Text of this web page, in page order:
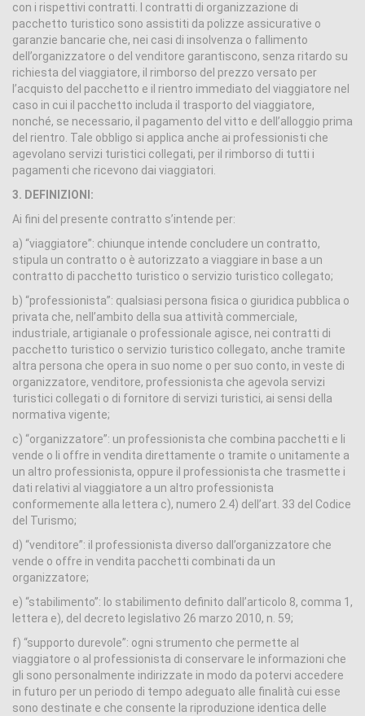
con i rispettivi contratti. I contratti di organizzazione di
pacchetto turistico sono assistiti da polizze assicurative o
garanzie bancarie che, nei casi di insolvenza o fallimento
dell’organizzatore o del venditore garantiscono, senza ritardo su
richiesta del viaggiatore, il rimborso del prezzo versato per
l’acquisto del pacchetto e il rientro immediato del viaggiatore nel
caso in cui il pacchetto includa il trasporto del viaggiatore,
nonché, se necessario, il pagamento del vitto e dell’alloggio prima
del rientro. Tale obbligo si applica anche ai professionisti che
agevolano servizi turistici collegati, per il rimborso di tutti i
pagamenti che ricevono dai viaggiatori.
3. DEFINIZIONI:
Ai fini del presente contratto s’intende per:
a) “viaggiatore”: chiunque intende concludere un contratto,
stipula un contratto o è autorizzato a viaggiare in base a un
contratto di pacchetto turistico o servizio turistico collegato;
b) “professionista”: qualsiasi persona fisica o giuridica pubblica o
privata che, nell’ambito della sua attività commerciale,
industriale, artigianale o professionale agisce, nei contratti di
pacchetto turistico o servizio turistico collegato, anche tramite
altra persona che opera in suo nome o per suo conto, in veste di
organizzatore, venditore, professionista che agevola servizi
turistici collegati o di fornitore di servizi turistici, ai sensi della
normativa vigente;
c) “organizzatore”: un professionista che combina pacchetti e li
vende o li offre in vendita direttamente o tramite o unitamente a
un altro professionista, oppure il professionista che trasmette i
dati relativi al viaggiatore a un altro professionista
conformemente alla lettera c), numero 2.4) dell’art. 33 del Codice
del Turismo;
d) “venditore”: il professionista diverso dall’organizzatore che
vende o offre in vendita pacchetti combinati da un
organizzatore;
e) “stabilimento”: lo stabilimento definito dall’articolo 8, comma 1,
lettera e), del decreto legislativo 26 marzo 2010, n. 59;
f) “supporto durevole”: ogni strumento che permette al
viaggiatore o al professionista di conservare le informazioni che
gli sono personalmente indirizzate in modo da potervi accedere
in futuro per un periodo di tempo adeguato alle finalità cui esse
sono destinate e che consente la riproduzione identica delle